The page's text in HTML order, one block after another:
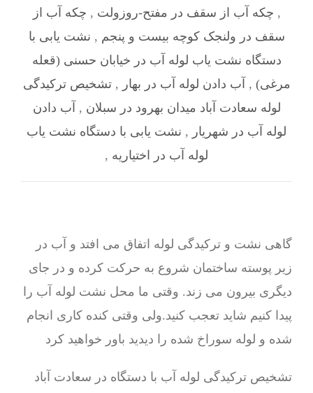
, چکه آب از سقف در مفتح-روزولت , چکه آب از
سقف در ولنجک کوچه بیست و پنجم , نشت یابی با
دستگاه نشت یاب لوله آب در خیابان حسنی (قعله
مرغی) , آب دادن لوله آب در بهار ,تشخیص ترکیدگی
لوله سعادت آباد میدان بهرود در سبلان , آب دادن
لوله آب در شهریار , نشت یابی با دستگاه نشت یاب
لوله آب در اختیاریه ,
گاهی نشت و ترکیدگی لوله اتفاق می افتد و آب در
زیر پوسته ساختمان شروع به حرکت کرده و در جای
دیگری بیرون می زند. وقتی ما محل نشت لوله آب را
پیدا کنیم شاید تعجب کنید.ولی وقتی کنده کاری انجام
شده و لوله سوراخ شده را دیدید باور خواهید کرد
تشخیص ترکیدگی لوله آب با دستگاه در سعادت آباد